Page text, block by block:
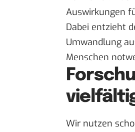
Auswirkungen
Dabei entzieht
Umwandlung
Menschen
Wir nutzen